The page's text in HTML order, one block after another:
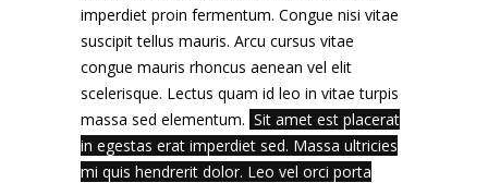
imperdiet proin fermentum. Congue nisi vitae
suscipit tellus mauris. Arcu cursus vitae
congue mauris rhoncus aenean vel elit
scelerisque. Lectus quam id leo in vitae turpis
massa sed elementum. Sit amet est placerat
in egestas erat imperdiet sed. Massa ultricies
mi quis hendrerit dolor. Leo vel orci porta